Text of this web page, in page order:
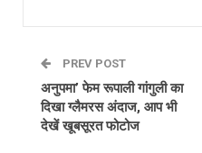
PREV POST
अनुपमा’ फेम रूपाली गांगुली का
दिखा ग्लैमरस अंदाज, आप भी
देखें खूबसूरत फोटोज